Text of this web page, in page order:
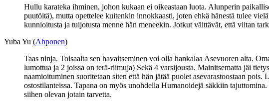
Hullu karateka ihminen, johon kukaan ei oikeastaan luota. Alunperin
puutöitä), mutta opettelee kuitenkin innokkaasti, joten ehkä hänestä tulee
kunnioitusta ja tuijotusta menne hän meneekin. Jotkut väittävät, että viitan
Yuba Yu (Ahponen)
Taas ninja. Toisaalta sen havaitseminen voi olla hankalaa Asevuoren alta.
lumottua ja 2 joissa on terä-riimuja) Sekä 4 varsijousta. Mainitsematta jäi
naamioituminen suoritetaan siten että hän jätää puolet asevarastoostaan
ostostilanteissa. Tapana on myös unohdella Humanoidejä säkkiin
siihen olevan jotain tarvetta.